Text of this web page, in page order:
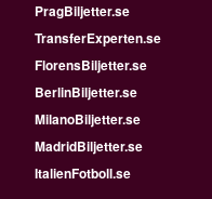
PragBiljetter.se
TransferExperten.se
FlorensBiljetter.se
BerlinBiljetter.se
MilanoBiljetter.se
MadridBiljetter.se
ItalienFotboll.se